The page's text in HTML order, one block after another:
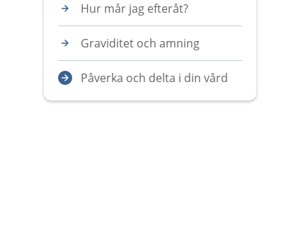
Hur mår jag efteråt?
Graviditet och amning
Påverka och delta i din vård